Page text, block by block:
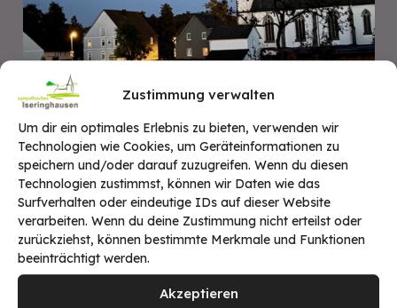
Zustimmung verwalten
Um dir ein optimales Erlebnis zu bieten, verwenden wir
Technologien wie Cookies, um Geräteinformationen zu
speichern und/oder darauf zuzugreifen. Wenn du diesen
Technologien zustimmst, können wir Daten wie das
Surfverhalten oder eindeutige IDs auf dieser Website
verarbeiten. Wenn du deine Zustimmung nicht erteilst oder
zurückziehst, können bestimmte Merkmale und Funktionen
beeinträchtigt werden.
Akzeptieren
Ein Saab auf dem Hannemert
2025
Nanu? Ist das Foto bearbeitet worden oder